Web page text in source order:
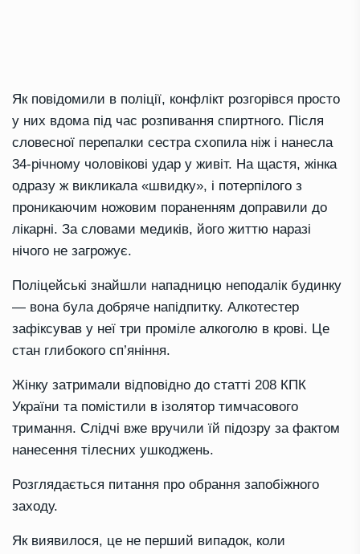
Як повідомили в поліції, конфлікт розгорівся просто
у них вдома під час розпивання спиртного. Після
словесної перепалки сестра схопила ніж і нанесла
34-річному чоловікові удар у живіт. На щастя, жінка
одразу ж викликала «швидку», і потерпілого з
проникаючим ножовим пораненням доправили до
лікарні. За словами медиків, його життю наразі
нічого не загрожує.
Поліцейські знайшли нападницю неподалік будинку
— вона була добряче напідпитку. Алкотестер
зафіксував у неї три проміле алкоголю в крові. Це
стан глибокого сп’яніння.
Жінку затримали відповідно до статті 208 КПК
України та помістили в ізолятор тимчасового
тримання. Слідчі вже вручили їй підозру за фактом
нанесення тілесних ушкоджень.
Розглядається питання про обрання запобіжного
заходу.
Як виявилося, це не перший випадок, коли